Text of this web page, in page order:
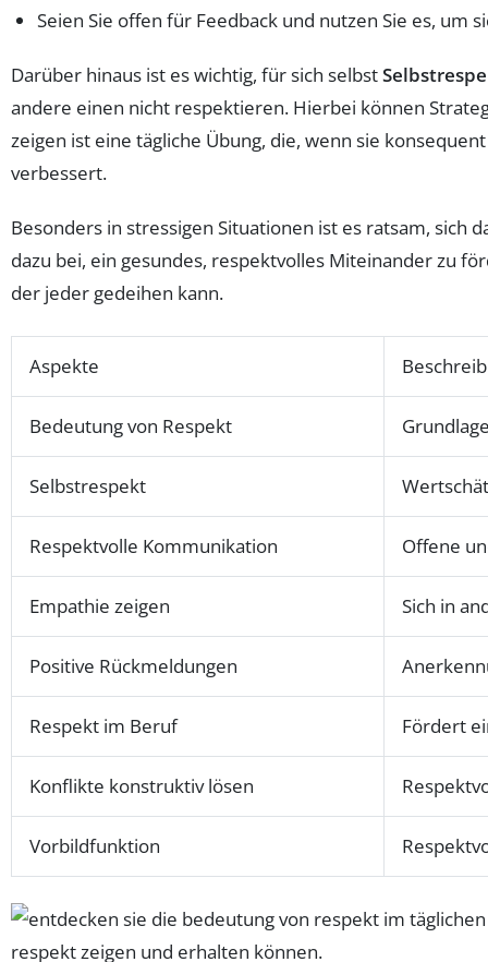
Seien Sie offen für Feedback und nutzen Sie es, um
Darüber hinaus ist es wichtig, für sich selbst
andere einen nicht respektieren. Hierbei können
zeigen ist eine tägliche Übung, die, wenn sie
verbessert.
Besonders in stressigen Situationen ist es ratsam, sich
dazu bei, ein gesundes, respektvolles Miteinander zu
der jeder gedeihen kann.
Aspekte
Bedeutung von Respekt
Selbstrespekt
Respektvolle Kommunikation Offene
Empathie zeigen Sich in
Positive Rückmeldungen
Respekt im Beruf Fördert
Konflikte konstruktiv lösen
Vorbildfunktion